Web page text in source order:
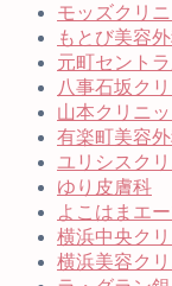
モッズクリ
もとび美容
元町セント
八事石坂ク
山本クリニッ
有楽町美容
ユリシスク
ゆり皮膚科
よこはまエ
横浜中央ク
横浜美容ク